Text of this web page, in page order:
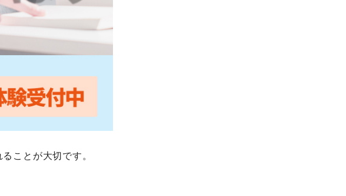
ことが大切です。